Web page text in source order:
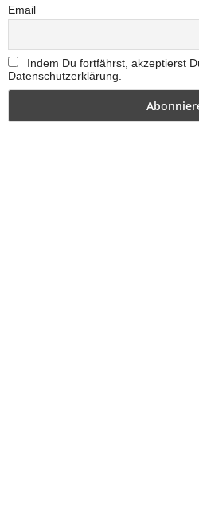
Email
Indem Du fortfährst, akzeptierst
Datenschutzerklärung.